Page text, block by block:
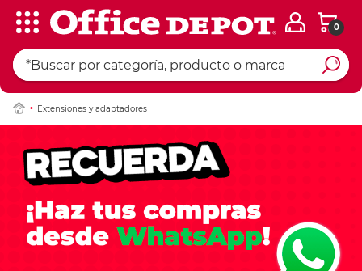
0
Extensiones y adaptadores